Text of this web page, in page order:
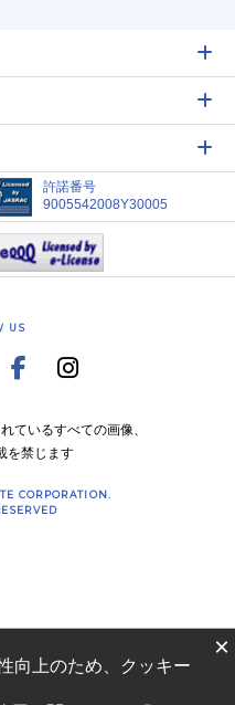
許諾番号
9005542008Y30005
US
ているすべての画像、
を禁じます
CORPORATION.
×
向上のため、クッキー